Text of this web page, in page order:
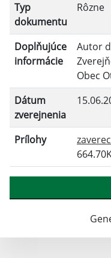
Filtrovať
Typ
dokumentu
Rôzne
Doplňujúce
informácie
Autor
Obec
Dátum
zverejnenia
Prílohy